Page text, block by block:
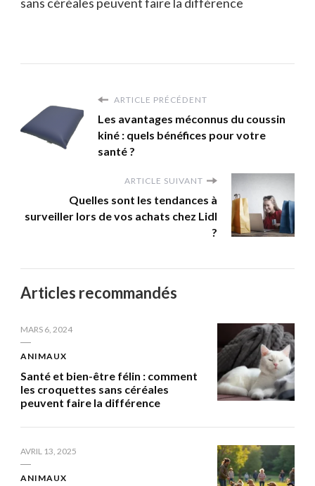
ARTICLE PRÉCÉDENT
Les avantages méconnus du coussin
kiné : quels bénéfices pour votre
santé ?
ARTICLE SUIVANT
Quelles sont les tendances à
surveiller lors de vos achats chez Lidl
?
Articles recommandés
MARS 6, 2024
ANIMAUX
Santé et bien-être félin : comment
les croquettes sans céréales
peuvent faire la différence
AVRIL 13, 2025
ANIMAUX